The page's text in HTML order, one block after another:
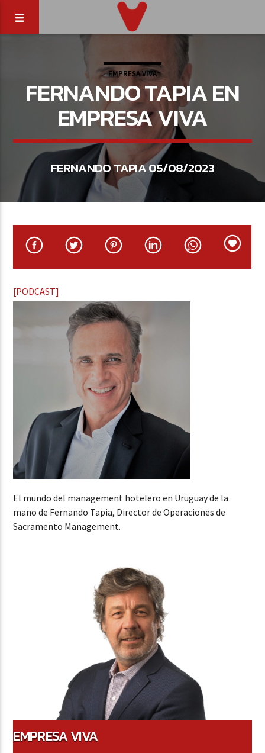
EMPRESA VIVA
FERNANDO TAPIA EN
EMPRESA VIVA
FERNANDO TAPIA 05/08/2023
[PODCAST]
El mundo del management hotelero en Uruguay de la
mano de Fernando Tapia, Director de Operaciones de
Sacramento Management.
EMPRESA VIVA